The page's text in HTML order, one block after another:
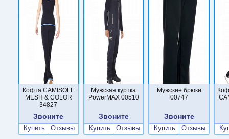
Кофта CAMISOLE
MESH & COLOR
34827
Звоните
Купить Отзывы
Мужская куртка
PowerMAX 00510
Звоните
Купить Отзывы
Мужские брюки
00747
Звоните
Купить Отзывы